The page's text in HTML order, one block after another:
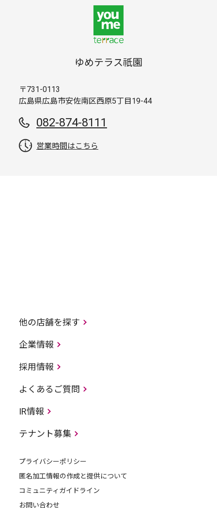
ゆめテラス祇園
〒731-0113
広島県広島市安佐南区西原5丁目19-44
082-874-8111
営業時間はこちら
他の店舗を探す
企業情報
採用情報
よくあるご質問
IR情報
テナント募集
プライバシーポリシー
匿名加工情報の作成と提供について
コミュニティガイドライン
お問い合わせ